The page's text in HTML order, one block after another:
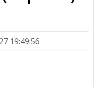
19:49:56